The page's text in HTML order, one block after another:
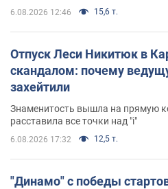
6.08.2026 12:46 15,6 т.
Отпуск Леси Никитюк в
скандалом: почему
захейтили
Знаменитость вышла на прямую
расставила все точки над "i"
6.08.2026 17:32 12,5 т.
"Динамо" с победы